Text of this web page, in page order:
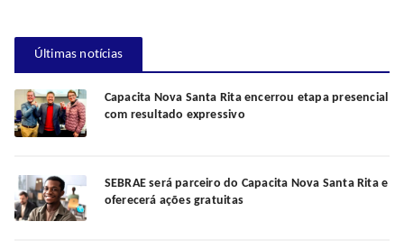
Últimas notícias
Capacita Nova Santa Rita encerrou etapa presencial
com resultado expressivo
SEBRAE será parceiro do Capacita Nova Santa Rita e
oferecerá ações gratuitas